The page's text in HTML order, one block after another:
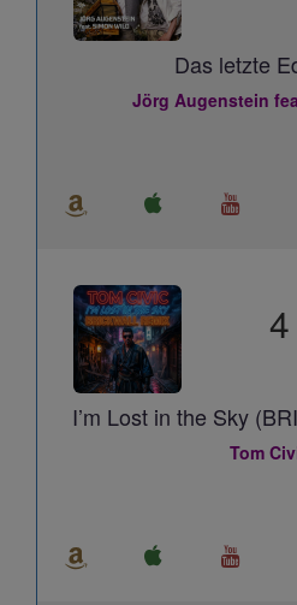
Das letzte
Jörg Augenstein
4
I’m Lost in the Sky
Tom